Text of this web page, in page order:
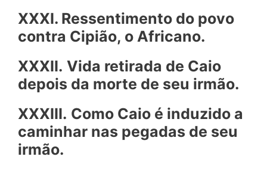
XXXI. Ressentimento do povo
contra Cipião, o Africano.
XXXII. Vida retirada de Caio
depois da morte de seu irmão.
XXXIII. Como Caio é induzido a
caminhar nas pegadas de seu
irmão.